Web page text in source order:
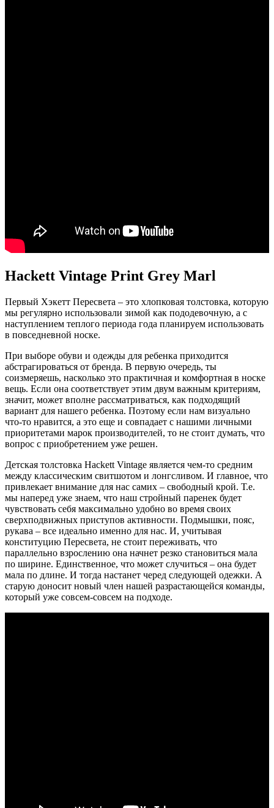
Hackett Vintage Print Grey Marl
Первый Хэкетт Пересвета – это хлопковая толстовка, которую
мы регулярно использовали зимой как пододевочную, а с
наступлением теплого периода года планируем использовать
в повседневной носке.
При выборе обуви и одежды для ребенка приходится
абстрагироваться от бренда. В первую очередь, ты
соизмеряешь, насколько это практичная и комфортная в носке
вещь. Если она соответствует этим двум важным критериям,
значит, может вполне рассматриваться, как подходящий
вариант для нашего ребенка. Поэтому если нам визуально
что-то нравится, а это еще и совпадает с нашими личными
приоритетами марок производителей, то не стоит думать, что
вопрос с приобретением уже решен.
Детская толстовка Hackett Vintage является чем-то средним
между классическим свитшотом и лонгсливом. И главное, что
привлекает внимание для нас самих – свободный крой. Т.е.
мы наперед уже знаем, что наш стройный паренек будет
чувствовать себя максимально удобно во время своих
сверхподвижных приступов активности. Подмышки, пояс,
рукава – все идеально именно для нас. И, учитывая
конституцию Пересвета, не стоит переживать, что
параллельно взрослению она начнет резко становиться мала
по ширине. Единственное, что может случиться – она будет
мала по длине. И тогда настанет черед следующей одежки. А
старую доносит новый член нашей разрастающейся команды,
который уже совсем-совсем на подходе.